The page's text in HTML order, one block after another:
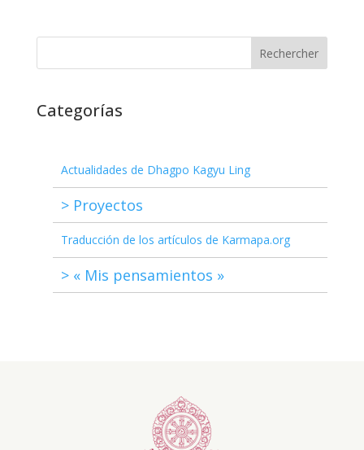
Categorías
Actualidades de Dhagpo Kagyu Ling
> Proyectos
Traducción de los artículos de Karmapa.org
> « Mis pensamientos »